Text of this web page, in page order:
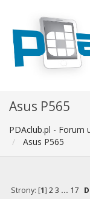
Asus P565
PDAclub.pl - Forum
Asus P565
Strony: [1] 2 3 ... 17